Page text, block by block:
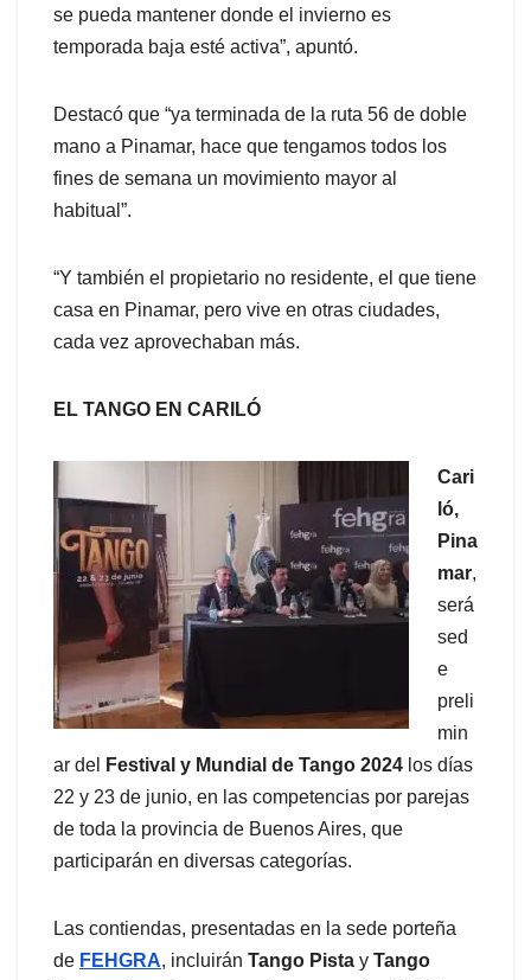
se pueda mantener donde el invierno es
temporada baja esté activa”, apuntó.
Destacó que “ya terminada de la ruta 56 de doble
mano a Pinamar, hace que tengamos todos los
fines de semana un movimiento mayor al
habitual”.
“Y también el propietario no residente, el que tiene
casa en Pinamar, pero vive en otras ciudades,
cada vez aprovechaban más.
EL TANGO EN CARILÓ
Cari
ló,
Pina
mar,
será
sed
e
preli
min
ar del
Festival y Mundial de Tango 2024 los días
22 y 23 de junio, en las competencias por parejas
de toda la provincia de Buenos Aires, que
participarán en diversas categorías.
Las contiendas, presentadas en la sede porteña
de FEHGRA, incluirán Tango Pista y Tango